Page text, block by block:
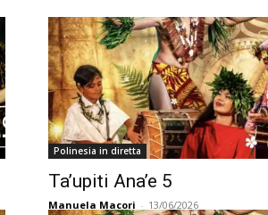
Polinesia in diretta
Ta’upiti Ana’e 5
Manuela Macori - 13/06/2026